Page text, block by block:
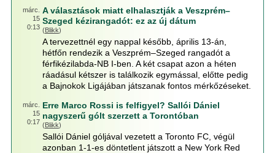
márc.
15
0:13
A választások miatt elhalasztják a Veszprém–
Szeged kézirangadót: ez az új dátum
(Blikk)
A tervezettnél egy nappal később, április 13-án,
hétfőn rendezik a Veszprém–Szeged rangadót a
férfikézilabda-NB I-ben. A két csapat azon a héten
ráadásul kétszer is találkozik egymással, előtte pedig
a Bajnokok Ligájában játszanak fontos mérkőzéseket.
márc.
15
0:17
Erre Marco Rossi is felfigyel? Sallói Dániel
nagyszerű gólt szerzett a Torontóban
(Blikk)
Sallói Dániel góljával vezetett a Toronto FC, végül
azonban 1-1-es döntetlent játszott a New York Red